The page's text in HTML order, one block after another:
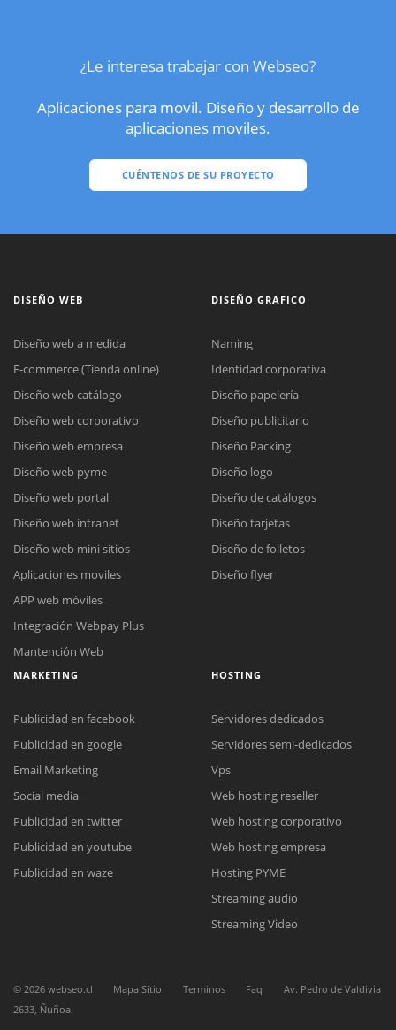
¿Le interesa trabajar con Webseo?
Aplicaciones para movil. Diseño y desarrollo de
aplicaciones moviles.
CUÉNTENOS DE SU PROYECTO
Reunión online
Nuestros ejecutivos le enviarán un correo electrónico con el enlace a
Meet para la reunión online.
Cotización
Chat Online
Todos nuestros ejecutivos están fuera de línea. Complete el formulario
DISEÑO WEB
Diseño web a medida
E-commerce (Tienda online)
Diseño web catálogo
Diseño web corporativo
Diseño web empresa
Diseño web pyme
Diseño web portal
Diseño web intranet
Diseño web mini sitios
Aplicaciones moviles
APP web móviles
Integración Webpay Plus
Mantención Web
DISEÑO GRAFICO
Naming
Identidad corporativa
Diseño papelería
Diseño publicitario
Diseño Packing
Diseño logo
Diseño de catálogos
Diseño tarjetas
Diseño de folletos
Diseño flyer
MARKETING
Publicidad en facebook
Publicidad en google
Email Marketing
Social media
Publicidad en twitter
Publicidad en youtube
Publicidad en waze
HOSTING
Servidores dedicados
Servidores semi-dedicados
Vps
Web hosting reseller
Web hosting corporativo
Web hosting empresa
Hosting PYME
Streaming audio
Streaming Video
© 2026 webseo.cl Mapa Sitio Terminos Faq
Av. Pedro de Valdivia
2633, Ñuñoa.